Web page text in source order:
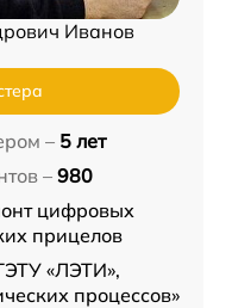
Иванов
– 5 лет
– 980
цифровых
прицелов
«ЛЭТИ»,
процессов»